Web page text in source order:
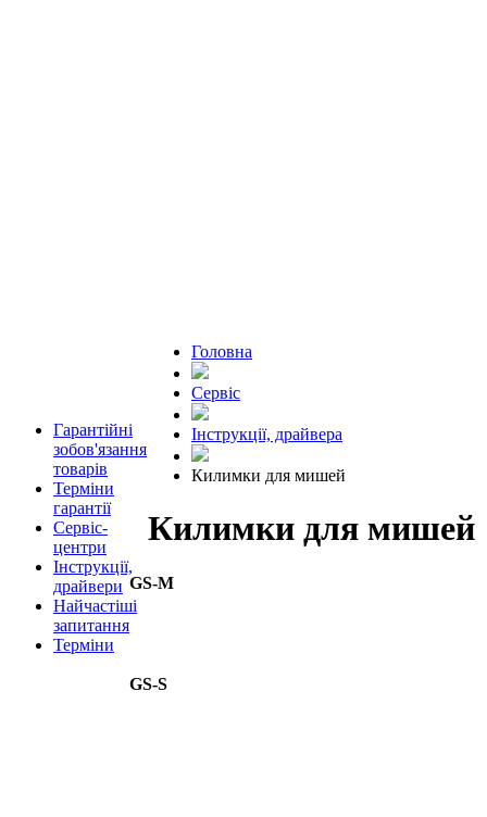
Гарантійні
зобов'язання
товарів
Терміни
гарантії
Сервіс-
центри
Інструкції,
драйвери
Найчастіші
запитання
Терміни
Головна
Сервіс
Інструкції, драйвера
Килимки для мишей
Килимки для мишей
GS-M
GS-S